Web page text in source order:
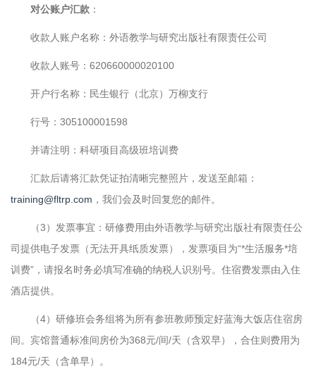
对公账户汇款 ：
收款人账户名称：外语教学与研究出版社有限责任公司
收款人账号：620660000020100
开户行名称：民生银行（北京）万柳支行
行号：305100001598
并请注明：科研项目高级班培训费
汇款后请将汇款凭证拍清晰完整照片，发送至邮箱：
training@fltrp.com ，我们会及时回复您的邮件。
（3）发票事宜：研修费用由外语教学与研究出版社有限责任公
司提供电子发票（无法开具纸质发票），发票项目为“*生活服务*培
训费”，请报名时务必填写准确的纳税人识别号。住宿费发票由入住
酒店提供。
（4）研修班会务组将为所有参班教师预定好蓝海大饭店住宿房
间。宾馆普通标准间房价为368元/间/天（含双早），合住则费用为
184元/天（含单早）。